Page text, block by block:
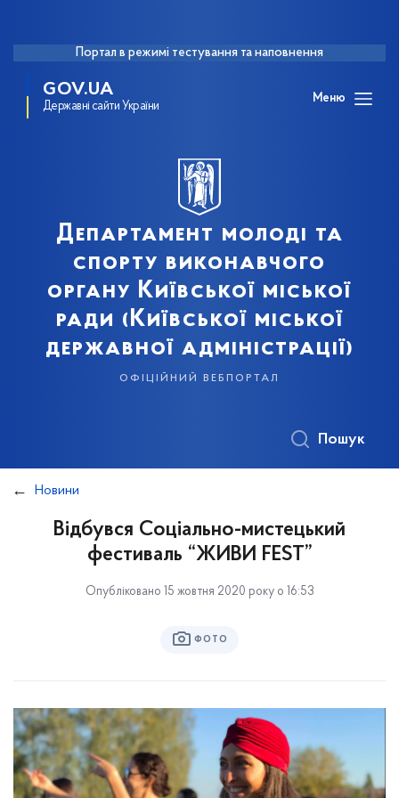
Портал в режимі тестування та наповнення
GOV.UA
Державні сайти України
Меню
Департамент молоді та
спорту виконавчого
органу Київської міської
ради (Київської міської
державної адміністрації)
офіційний вебпортал
Пошук
Новини
Відбувся Соціально-мистецький
фестиваль “ЖИВИ FEST”
Опубліковано 15 жовтня 2020 року о 16:53
ФОТО